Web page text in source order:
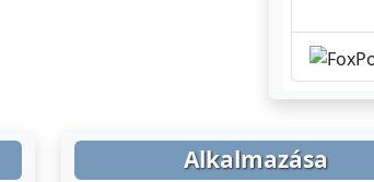
Alkalmazása